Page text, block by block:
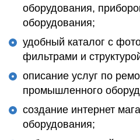
оборудования,
оборудования;
удобный каталог с
фильтрами и
описание услуг по
промышленного
создание интернет
оборудования;